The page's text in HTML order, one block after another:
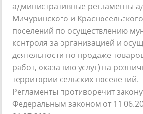
административные регламенты
Мичуринского и
поселений по осуществлению
контроля за организацией и
деятельности по продаже
работ, оказанию услуг) на
территории сельских поселений.
Регламенты противоречит
Федеральным законом от